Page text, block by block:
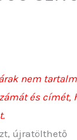
nem
és címét,
újratölthető